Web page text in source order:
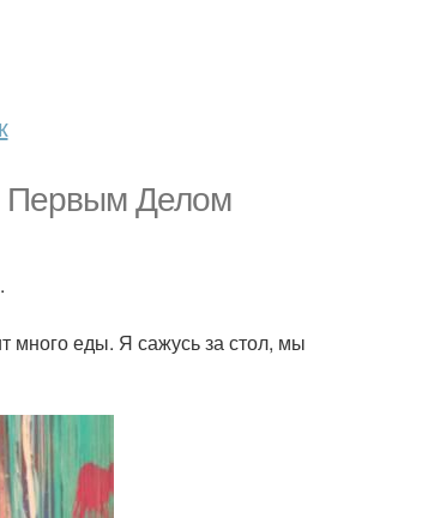
Первым Делом
много еды. Я сажусь за стол, мы